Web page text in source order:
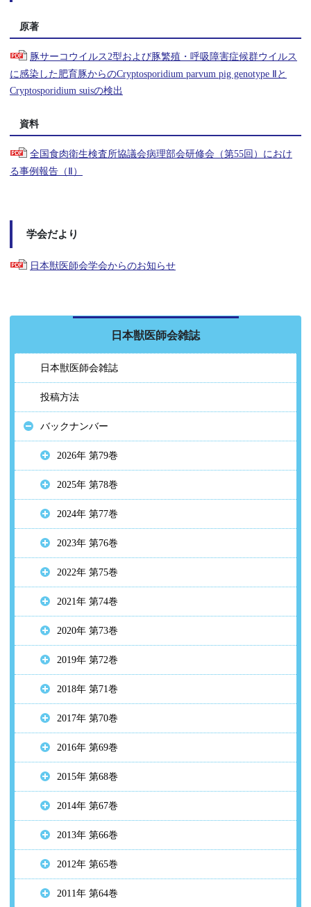
原著
豚サーコウイルス2型および豚繁殖・呼吸障害症候群ウイルス
に感染した肥育豚からのCryptosporidium parvum pig genotype Ⅱと
Cryptosporidium suisの検出
資料
全国食肉衛生検査所協議会病理部会研修会（第55回）におけ
る事例報告（Ⅱ）
学会だより
日本獣医師会学会からのお知らせ
日本獣医師会雑誌
日本獣医師会雑誌
投稿方法
バックナンバー
2026年 第79巻
2025年 第78巻
2024年 第77巻
2023年 第76巻
2022年 第75巻
2021年 第74巻
2020年 第73巻
2019年 第72巻
2018年 第71巻
2017年 第70巻
2016年 第69巻
2015年 第68巻
2014年 第67巻
2013年 第66巻
2012年 第65巻
2011年 第64巻